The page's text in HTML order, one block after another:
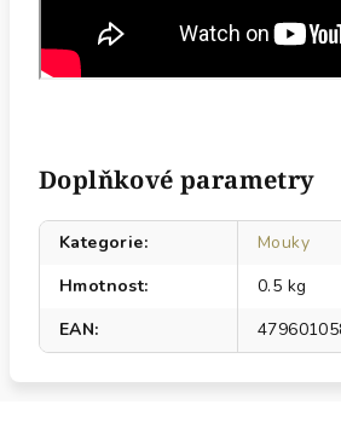
Doplňkové parametry
Kategorie:
Mouky
Hmotnost:
0.5 kg
EAN: